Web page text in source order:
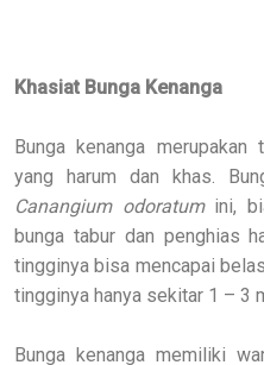
Khasiat Bunga Kenanga
Bunga kenanga
yang harum dan khas.
Canangium odoratum ini,
bunga tabur dan penghias
tingginya bisa mencapai
tingginya hanya sekitar 1 – 3
Bunga kenanga memiliki